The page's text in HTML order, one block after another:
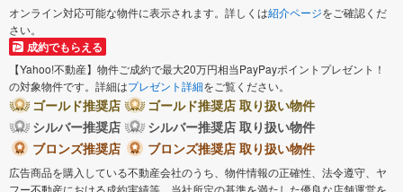
オンライン対応可能な物件に表示されます。詳しくは紹介ページをご確認くだ
さい。
成約でもらえる
【Yahoo!不動産】物件ご成約で最大20万円相当PayPayポイントプレゼント！
の対象物件です。詳細はプレゼント詳細をご覧ください。
ゴールド推奨店
ゴールド推奨店 取り扱い物件
シルバー推奨店
シルバー推奨店 取り扱い物件
ブロンズ推奨店
ブロンズ推奨店 取り扱い物件
広告商品を購入している不動産会社のうち、物件情報の正確性、法令遵守、ヤ
フー不動産における成約実績等、当社所定の基準を満たした優良な店舗運営を